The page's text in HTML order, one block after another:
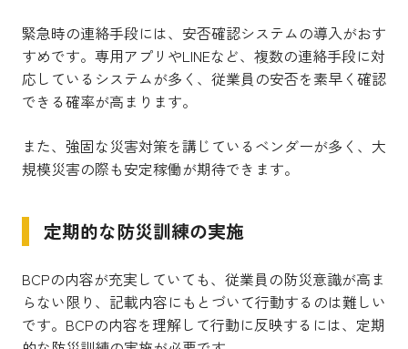
緊急時の連絡手段には、安否確認システムの導入がおす
すめです。専用アプリやLINEなど、複数の連絡手段に対
応しているシステムが多く、従業員の安否を素早く確認
できる確率が高まります。
また、強固な災害対策を講じているベンダーが多く、大
規模災害の際も安定稼働が期待できます。
定期的な防災訓練の実施
BCPの内容が充実していても、従業員の防災意識が高ま
らない限り、記載内容にもとづいて行動するのは難しい
です。BCPの内容を理解して行動に反映するには、定期